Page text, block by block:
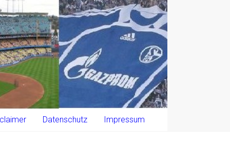
Datenschutz Impressum